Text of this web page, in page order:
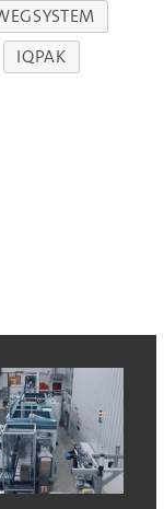
IQPAK